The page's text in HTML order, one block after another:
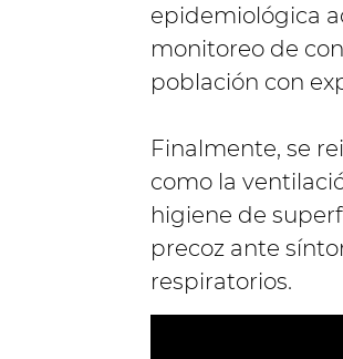
epidemiológica
monitoreo de
población con
Finalmente, se
como la
higiene de
precoz ante
respiratorios.